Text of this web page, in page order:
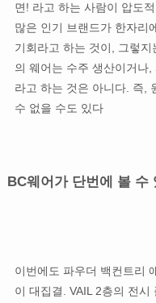
면! 라고 하는 사람이 압도
많은 인기 브랜드가 한자리
기회라고 하는 것이, 그렇
의 웨어는 수주 생산이거나
라고 하는 것은 아니다. 즉,
수 없을 수도 있다
BC웨어가 단번에 볼 수
이번에도 파우더 백컨트리
이 대집결. VAIL 2층의 전